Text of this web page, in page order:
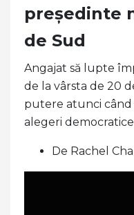
președinte
de Sud
Angajat să lupte
de la vârsta de 20
putere atunci când
alegeri
De Rachel